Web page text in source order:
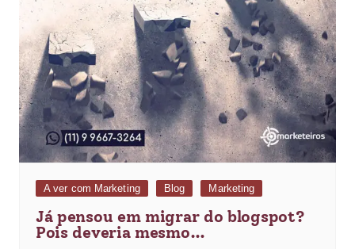
A ver com Marketing Blog Marketing
Já pensou em migrar do blogspot?
Pois deveria mesmo…